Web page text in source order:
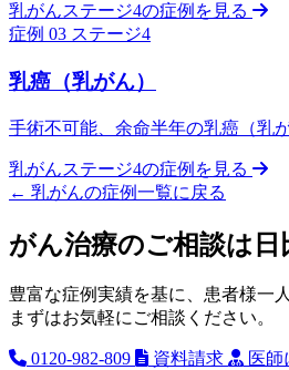
乳がんステージ4の症例を見る
症例 03 ステージ4
乳癌（乳がん）
手術不可能、余命半年の乳癌（乳
乳がんステージ4の症例を見る
← 乳がんの症例一覧に戻る
がん治療のご相談は
豊富な症例実績を基に、患者様一
まずはお気軽にご相談ください。
0120-982-809 資料請求 医師